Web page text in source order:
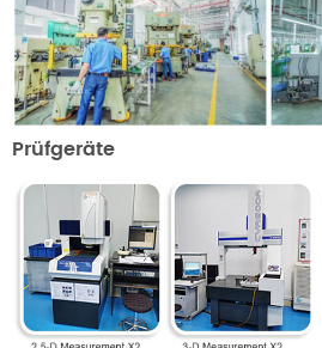
Prüfgeräte